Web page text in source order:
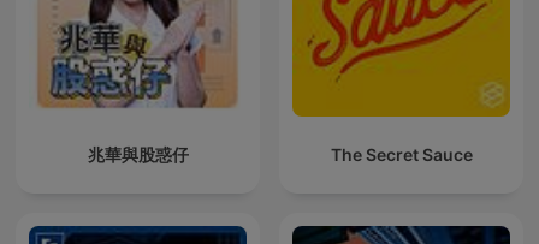
兆華與股惑仔 The Secret Sauce